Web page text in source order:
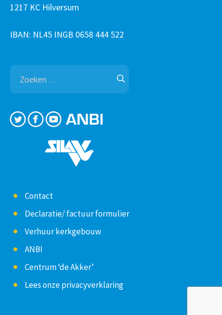
1217 KC Hilversum
IBAN: NL45 INGB 0658 444 522
Zoeken
naar:
Contact
Declaratie/ factuur formulier
Verhuur kerkgebouw
ANBI
Centrum ‘de Akker’
Lees onze privacyverklaring